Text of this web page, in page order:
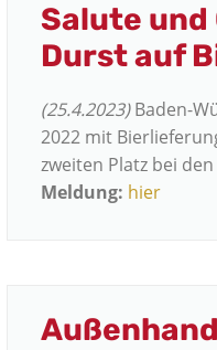
Salute und
Durst auf
(25.4.2023)Baden-
2022 mit
zweiten Platz bei
Meldung: hier